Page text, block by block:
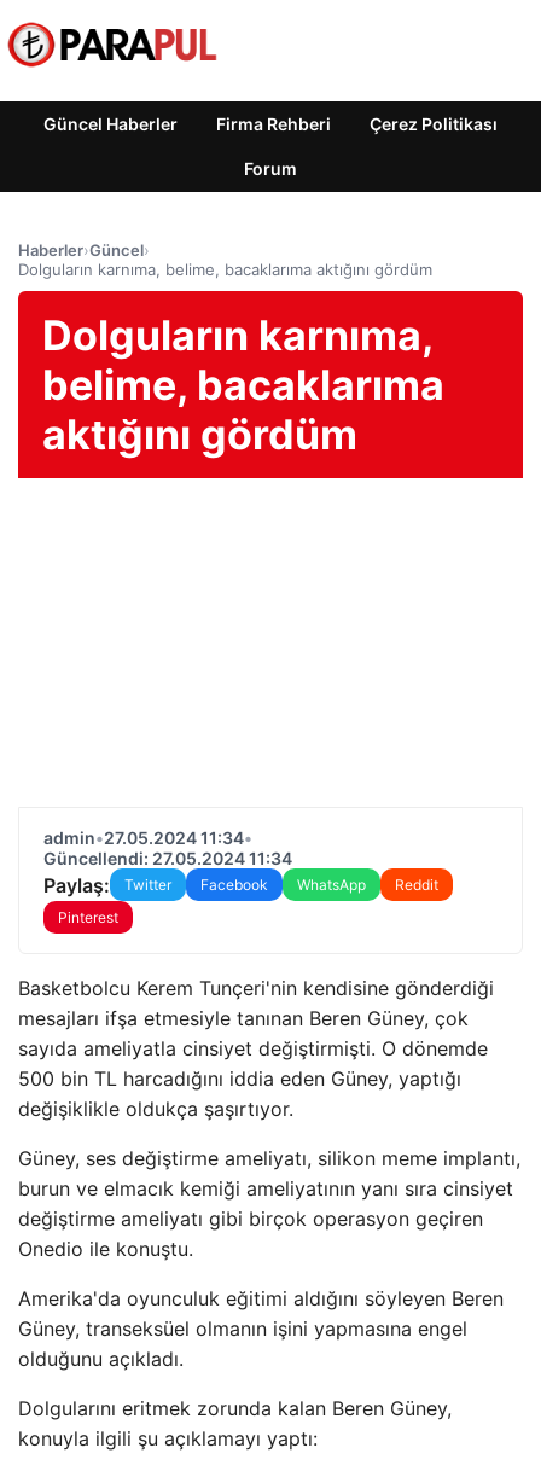
Güncel Haberler Firma Rehberi Çerez Politikası
Forum
Haberler›Güncel›
Dolguların karnıma, belime, bacaklarıma aktığını gördüm
Dolguların karnıma,
belime, bacaklarıma
aktığını gördüm
admin•27.05.2024 11:34•
Güncellendi: 27.05.2024 11:34
Paylaş: Twitter Facebook WhatsApp
Reddit
Pinterest
Basketbolcu Kerem Tunçeri'nin kendisine gönderdiği
mesajları ifşa etmesiyle tanınan Beren Güney, çok
sayıda ameliyatla cinsiyet değiştirmişti. O dönemde
500 bin TL harcadığını iddia eden Güney, yaptığı
değişiklikle oldukça şaşırtıyor.
Güney, ses değiştirme ameliyatı, silikon meme implantı,
burun ve elmacık kemiği ameliyatının yanı sıra cinsiyet
değiştirme ameliyatı gibi birçok operasyon geçiren
Onedio ile konuştu.
Amerika'da oyunculuk eğitimi aldığını söyleyen Beren
Güney, transeksüel olmanın işini yapmasına engel
olduğunu açıkladı.
Dolgularını eritmek zorunda kalan Beren Güney,
konuyla ilgili şu açıklamayı yaptı: